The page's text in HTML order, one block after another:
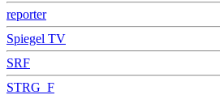
reporter
Spiegel TV
SRF
STRG_F